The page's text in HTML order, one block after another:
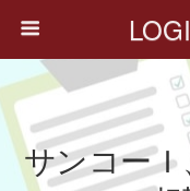
サンコー